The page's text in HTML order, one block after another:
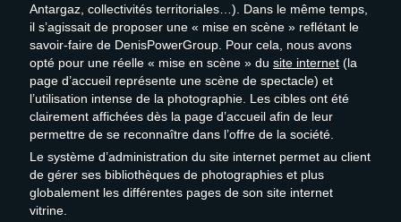
Antargaz, collectivités territoriales…). Dans le même temps,
il s’agissait de proposer une « mise en scène » reflétant le
savoir-faire de DenisPowerGroup. Pour cela, nous avons
opté pour une réelle « mise en scène » du site internet (la
page d’accueil représente une scène de spectacle) et
l’utilisation intense de la photographie. Les cibles ont été
clairement affichées dès la page d’accueil afin de leur
permettre de se reconnaître dans l’offre de la société.
Le système d’administration du site internet permet au client
de gérer ses bibliothèques de photographies et plus
globalement les différentes pages de son site internet
vitrine.